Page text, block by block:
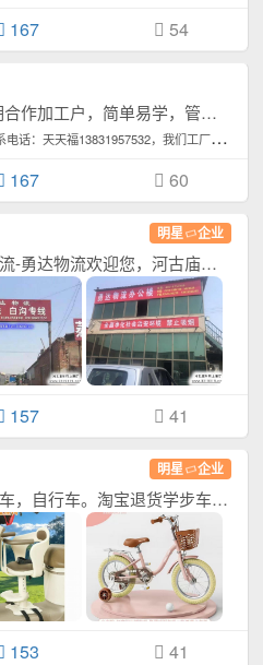
167 54
第84家加工活外放： 招长期合作加工户，简单易学，管接管送，时间自由，不影响接送孩...[详情]
河
北天天福儿童电动汽车玩具厂，联系电话：天天福13831957532，我们工厂专业生...4,565次浏览/月
167 60
明星 企业
平乡县河古庙到北京专线物流-勇达物流欢迎您，河古庙北京专线勇达物流欢迎您，欢迎致电：...[详情]
157 41
明星 企业
河北库存童车，收库存摇摆车，自行车。淘宝退货学步车。各种扭扭车，米高滑板车。 样品车...[详情]
153 41